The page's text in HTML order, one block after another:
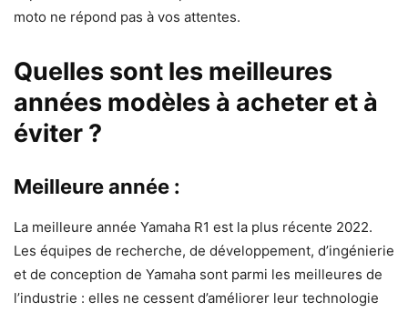
moto ne répond pas à vos attentes.
Quelles sont les meilleures
années modèles à acheter et à
éviter ?
Meilleure année :
La meilleure année Yamaha R1 est la plus récente 2022.
Les équipes de recherche, de développement, d’ingénierie
et de conception de Yamaha sont parmi les meilleures de
l’industrie : elles ne cessent d’améliorer leur technologie